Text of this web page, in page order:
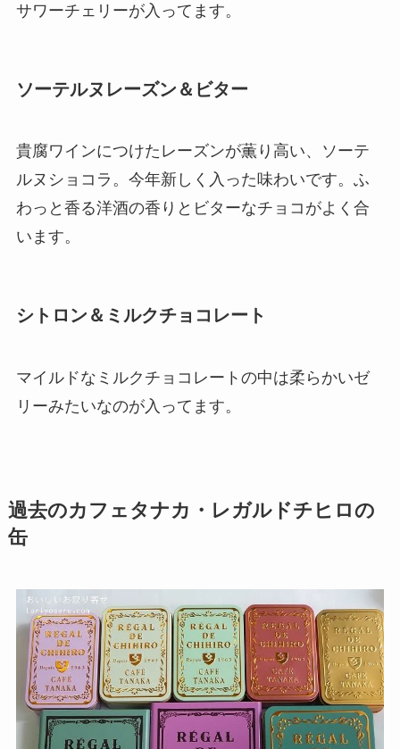
サワーチェリーが入ってます。
ソーテルヌレーズン＆ビター
貴腐ワインにつけたレーズンが薫り高い、ソーテ
ルヌショコラ。今年新しく入った味わいです。ふ
わっと香る洋酒の香りとビターなチョコがよく合
います。
シトロン＆ミルクチョコレート
マイルドなミルクチョコレートの中は柔らかいゼ
リーみたいなのが入ってます。
過去のカフェタナカ・レガルドチヒロの
缶